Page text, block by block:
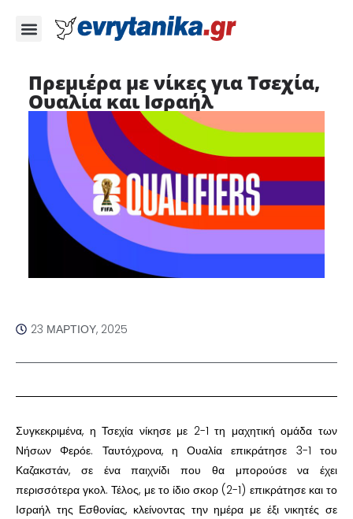
Πρεμιέρα με νίκες για Τσεχία,
Ουαλία και Ισραήλ
23 ΜΑΡΤΊΟΥ, 2025
Συγκεκριμένα, η Τσεχία νίκησε με 2-1 τη μαχητική ομάδα των
Νήσων Φερόε. Ταυτόχρονα, η Ουαλία επικράτησε 3-1 του
Καζακστάν, σε ένα παιχνίδι που θα μπορούσε να έχει
περισσότερα γκολ. Τέλος, με το ίδιο σκορ (2-1) επικράτησε και το
Ισραήλ της Εσθονίας, κλείνοντας την ημέρα με έξι νικητές σε